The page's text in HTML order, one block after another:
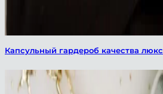
Капсульный гардероб качества люкс